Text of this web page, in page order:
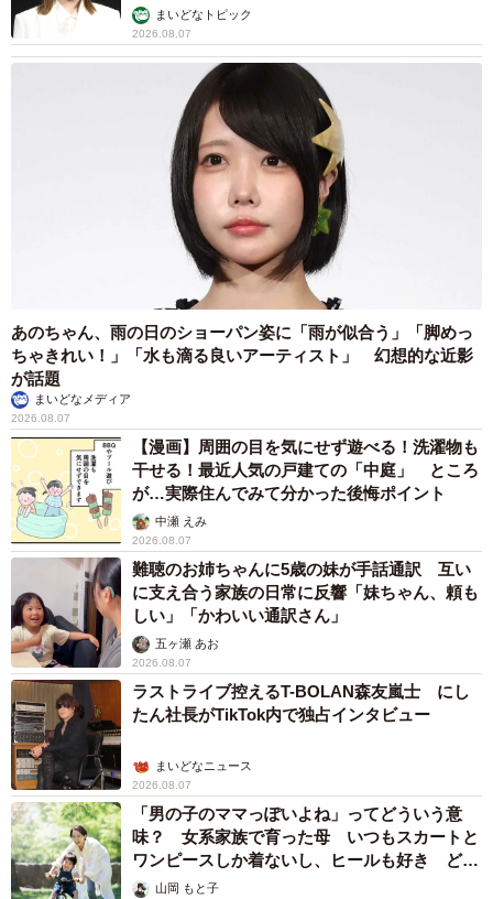
まいどなトピック
2026.08.07
あのちゃん、雨の日のショーパン姿に「雨が似合う」「脚めっ
ちゃきれい！」「水も滴る良いアーティスト」 幻想的な近影
が話題
まいどなメディア
2026.08.07
【漫画】周囲の目を気にせず遊べる！洗濯物も
干せる！最近人気の戸建ての「中庭」 ところ
が…実際住んでみて分かった後悔ポイント
中瀬 えみ
2026.08.07
難聴のお姉ちゃんに5歳の妹が手話通訳 互い
に支え合う家族の日常に反響「妹ちゃん、頼も
しい」「かわいい通訳さん」
五ヶ瀬 あお
2026.08.07
ラストライブ控えるT-BOLAN森友嵐士 にし
たん社長がTikTok内で独占インタビュー
まいどなニュース
2026.08.07
「男の子のママっぽいよね」ってどういう意
味？ 女系家族で育った母 いつもスカートと
ワンピースしか着ないし、ヒールも好き どの
へんが…
山岡 もと子